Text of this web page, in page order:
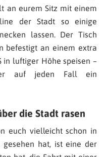
an eurem Sitz mit einem
der Stadt so einige
lassen. Der Tisch
befestigt an einem extra
in luftiger Höhe speisen –
auf jeden Fall ein
die Stadt rasen
euch vielleicht schon in
gesehen hat, ist eine der